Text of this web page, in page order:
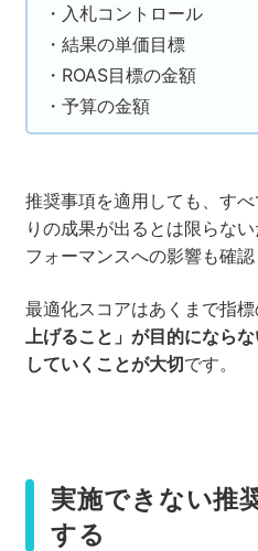
・入札コントロール
・結果の単価目標
・ROAS目標の金額
・予算の金額
推奨事項を適用しても、す
りの成果が出るとは限らな
フォーマンスへの影響も確認
最適化スコアはあくまで指標
上げること」が目的になら
していくことが大切です。
実施できない推
する